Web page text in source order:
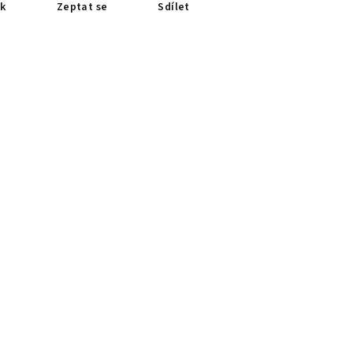
Zeptat se Sdílet